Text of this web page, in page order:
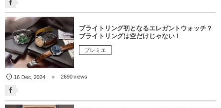
ブライトリング初となるエレガントウォッチ？
ブライトリングは空だけじゃない！
プレミエ
16 Dec ,2024 2690 views